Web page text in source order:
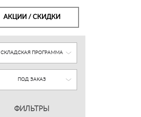
АКЦИИ / СКИДКИ
СКЛАДСКАЯ ПРОГРАММА
ПОД ЗАКАЗ
ФИЛЬТРЫ